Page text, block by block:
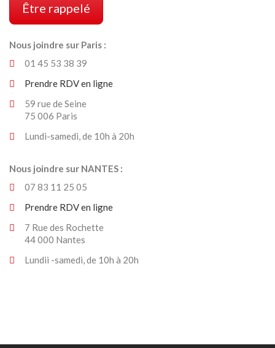
Être rappelé
Nous joindre sur Paris :
01 45 53 38 39
Prendre RDV en ligne
59 rue de Seine
75 006 Paris
Lundi-samedi, de 10h à 20h
Nous joindre sur NANTES :
07 83 11 25 05
Prendre RDV en ligne
7 Rue des Rochette
44 000 Nantes
Lundii -samedi, de 10h à 20h